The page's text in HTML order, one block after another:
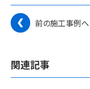
前の施工事例へ
関連記事